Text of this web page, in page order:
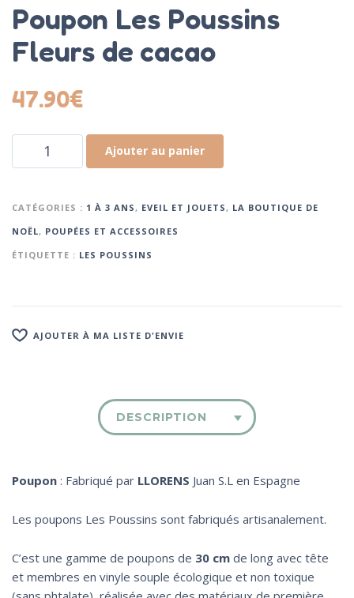
Poupon Les Poussins
Fleurs de cacao
47.90€
Ajouter au panier
CATÉGORIES : 1 À 3 ANS , EVEIL ET JOUETS , LA BOUTIQUE DE
NOËL, POUPÉES ET ACCESSOIRES
ÉTIQUETTE : LES POUSSINS
AJOUTER À MA LISTE D'ENVIE
DESCRIPTION
Poupon : Fabriqué par LLORENS Juan S.L en Espagne
Les poupons Les Poussins sont fabriqués artisanalement.
C’est une gamme de poupons de 30 cm de long avec tête
et membres en vinyle souple écologique et non toxique